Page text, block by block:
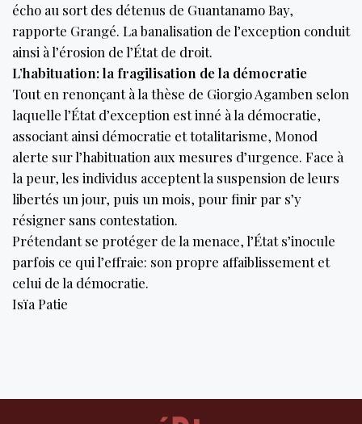
écho au sort des détenus de Guantanamo Bay,
rapporte Grangé. La banalisation de l’exception conduit
ainsi à l’érosion de l’État de droit.
L’habituation: la fragilisation de la démocratie
Tout en renonçant à la thèse de Giorgio Agamben selon
laquelle l’État d’exception est inné à la démocratie,
associant ainsi démocratie et totalitarisme, Monod
alerte sur l’habituation aux mesures d’urgence. Face à
la peur, les individus acceptent la suspension de leurs
libertés un jour, puis un mois, pour finir par s’y
résigner sans contestation.
Prétendant se protéger de la menace, l’État s’inocule
parfois ce qui l’effraie: son propre affaiblissement et
celui de la démocratie.
Isïa Patie